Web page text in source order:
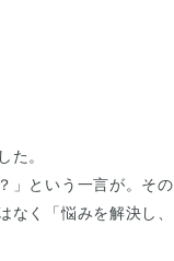
た。
」という一言が。その
く「悩みを解決し、